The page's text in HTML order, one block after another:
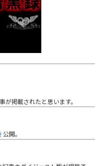
掲載されたと思います。
公開。